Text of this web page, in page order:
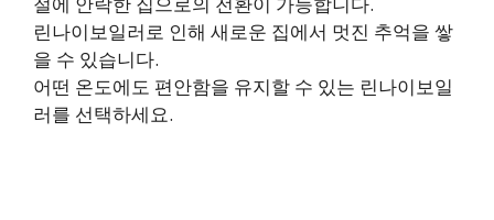
린나이보일러로 인해 새로운 집에서 멋진 추억을 쌓
을 수 있습니다.
어떤 온도에도 편안함을 유지할 수 있는 린나이보일
러를 선택하세요.